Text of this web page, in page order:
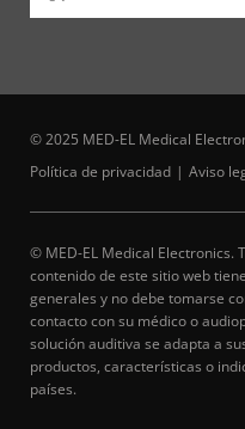
© 2025 MED-EL Medical
Política de privacidad
Aviso
© MED-EL Medical Electronics.
contenido de este sitio web
generales y no debe tomarse
contacto con su médico o
solución auditiva se adapta a
productos, características o
países.